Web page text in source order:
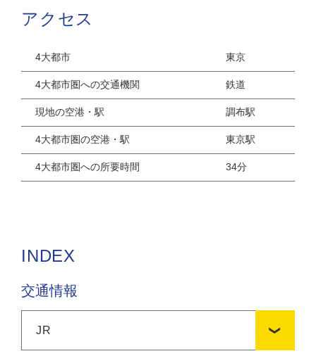
アクセス
4大都市 東京
4大都市圏への交通機関 鉄道
現地の空港・駅 調布駅
4大都市圏の空港・駅 東京駅
4大都市圏への所要時間 34分
INDEX
交通情報
JR